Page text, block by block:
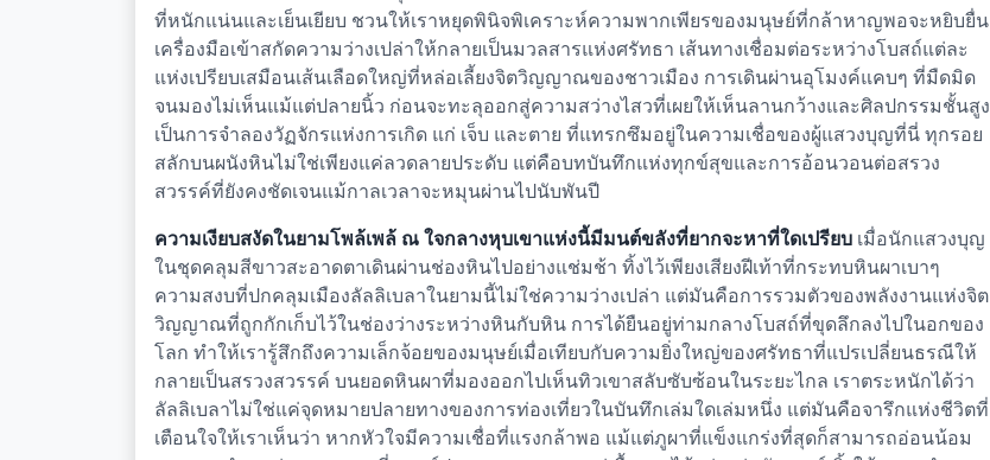
ที่หนักแน่นและเย็นเยียบ ชวนให้เราหยุดพินิจพิเคราะห์ความพากเพียรของมนุษย์ที่กล้าหาญพอจะหยิบยื่น
เครื่องมือเข้าสกัดความว่างเปล่าให้กลายเป็นมวลสารแห่งศรัทธา เส้นทางเชื่อมต่อระหว่างโบสถ์แต่ละ
แห่งเปรียบเสมือนเส้นเลือดใหญ่ที่หล่อเลี้ยงจิตวิญญาณของชาวเมือง การเดินผ่านอุโมงค์แคบๆ ที่มืดมิด
จนมองไม่เห็นแม้แต่ปลายนิ้ว ก่อนจะทะลุออกสู่ความสว่างไสวที่เผยให้เห็นลานกว้างและศิลปกรรมชั้นสูง
เป็นการจำลองวัฏจักรแห่งการเกิด แก่ เจ็บ และตาย ที่แทรกซึมอยู่ในความเชื่อของผู้แสวงบุญที่นี่ ทุกรอย
สลักบนผนังหินไม่ใช่เพียงแค่ลวดลายประดับ แต่คือบทบันทึกแห่งทุกข์สุขและการอ้อนวอนต่อสรวง
สวรรค์ที่ยังคงชัดเจนแม้กาลเวลาจะหมุนผ่านไปนับพันปี
ความเงียบสงัดในยามโพล้เพล้ ณ ใจกลางหุบเขาแห่งนี้มีมนต์ขลังที่ยากจะหาที่ใดเปรียบ เมื่อนักแสวงบุญ
ในชุดคลุมสีขาวสะอาดตาเดินผ่านช่องหินไปอย่างแช่มช้า ทิ้งไว้เพียงเสียงฝีเท้าที่กระทบหินผาเบาๆ
ความสงบที่ปกคลุมเมืองลัลลิเบลาในยามนี้ไม่ใช่ความว่างเปล่า แต่มันคือการรวมตัวของพลังงานแห่งจิต
วิญญาณที่ถูกกักเก็บไว้ในช่องว่างระหว่างหินกับหิน การได้ยืนอยู่ท่ามกลางโบสถ์ที่ขุดลึกลงไปในอกของ
โลก ทำให้เรารู้สึกถึงความเล็กจ้อยของมนุษย์เมื่อเทียบกับความยิ่งใหญ่ของศรัทธาที่แปรเปลี่ยนธรณีให้
กลายเป็นสรวงสวรรค์ บนยอดหินผาที่มองออกไปเห็นทิวเขาสลับซับซ้อนในระยะไกล เราตระหนักได้ว่า
ลัลลิเบลาไม่ใช่แค่จุดหมายปลายทางของการท่องเที่ยวในบันทึกเล่มใดเล่มหนึ่ง แต่มันคือจารึกแห่งชีวิตที่
เตือนใจให้เราเห็นว่า หากหัวใจมีความเชื่อที่แรงกล้าพอ แม้แต่ภูผาที่แข็งแกร่งที่สุดก็สามารถอ่อนน้อม